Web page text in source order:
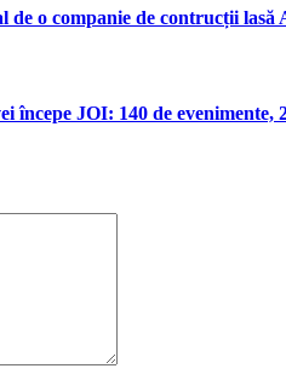
de o companie de contrucții
începe JOI: 140 de